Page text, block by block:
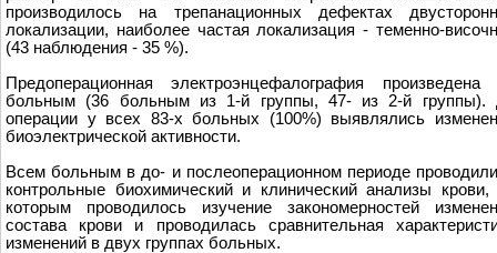
производилось на трепанационных дефектах
локализации, наиболее частая локализация - теменно-
(43 наблюдения - 35 %).
Предоперационная электроэнцефалография произведена
больным (36 больным из 1-й группы, 47- из 2-й группы).
операции у всех 83-х больных (100%) выявлялись
биоэлектрической активности.
Всем больным в до- и послеоперационном периоде
контрольные биохимический и клинический анализы крови,
которым проводилось изучение закономерностей
состава крови и проводилась сравнительная
изменений в двух группах больных.